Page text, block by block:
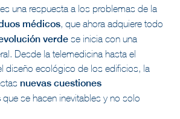
es una respuesta a los problemas de la
médicos, que ahora adquiere todo
verde se inicia con una
Desde la telemedicina hasta el
diseño ecológico de los edificios, la
nuevas cuestiones
que se hacen inevitables y no solo